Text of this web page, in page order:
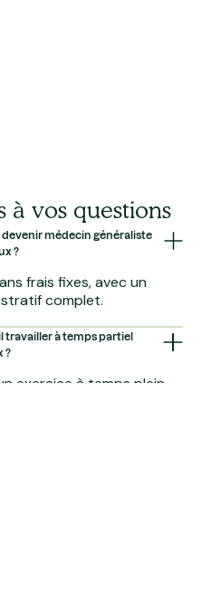
à vos questions
médecin généraliste
?
frais fixes, avec un
complet.
travailler à temps partiel
?
exercice à temps plein